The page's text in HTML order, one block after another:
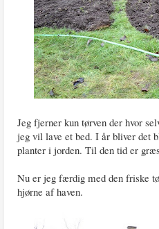
Jeg fjerner kun tørven der hvor
jeg vil lave et bed. I år bliver det
planter i jorden. Til den tid er
Nu er jeg færdig med den friske
hjørne af haven.